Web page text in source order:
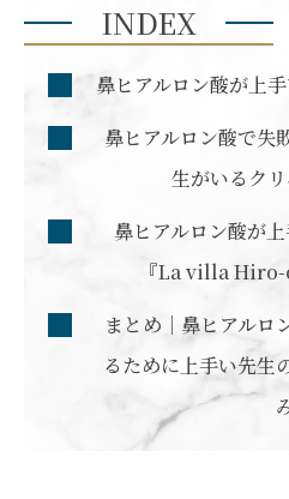
INDEX
鼻ヒアルロン酸が上
鼻ヒアルロン酸で失
生がいるク
鼻ヒアルロン酸が
『La villa Hiro-
まとめ｜鼻ヒアルロ
るために上手い先生